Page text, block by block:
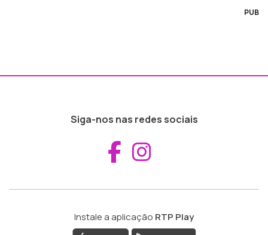
PUB
Siga-nos nas redes sociais
Aceder ao
Instale a aplicação RTP Play